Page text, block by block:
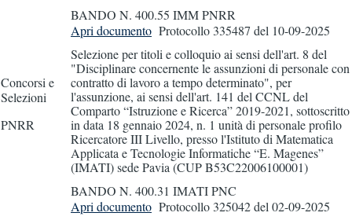
BANDO N. 400.55 IMM PNRR
Concorsi e
Selezioni
PNRR
Apri documento Protocollo 335487 del 10-09-2025
Selezione per titoli e colloquio ai sensi dell'art. 8 del
"Disciplinare concernente le assunzioni di personale con
contratto di lavoro a tempo determinato", per
l'assunzione, ai sensi dell'art. 141 del CCNL del
Comparto “Istruzione e Ricerca” 2019-2021, sottoscritto
in data 18 gennaio 2024, n. 1 unità di personale profilo
Ricercatore III Livello, presso l'Istituto di Matematica
Applicata e Tecnologie Informatiche “E. Magenes”
(IMATI) sede Pavia (CUP B53C22006100001)
BANDO N. 400.31 IMATI PNC
Apri documento Protocollo 325042del 02-09-2025